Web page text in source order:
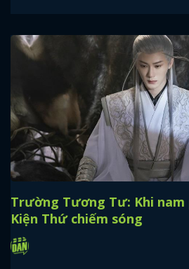
Trường Tương Tư: Khi nam
Kiện Thứ chiếm sóng